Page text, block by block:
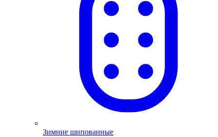
Зимние шипованные